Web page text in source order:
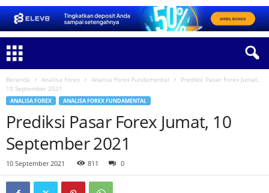
Beranda Analisa Forex Analisa Forex Fundamental
Prediksi Pasar Forex Jumat,
10 September 2021
ANALISA FOREX ANALISA FOREX FUNDAMENTAL
Prediksi Pasar Forex Jumat, 10
September 2021
10 September 2021 811 0